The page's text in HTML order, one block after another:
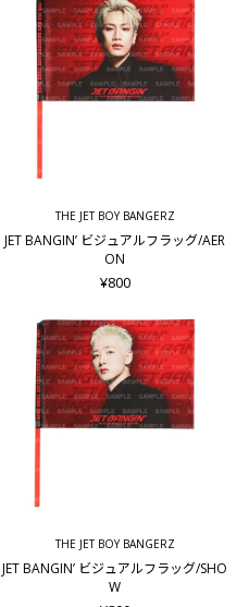
THE JET BOY BANGERZ
JET BANGIN’ ビジュアルフラッグ/AER
ON
¥800
THE JET BOY BANGERZ
JET BANGIN’ ビジュアルフラッグ/SHO
W